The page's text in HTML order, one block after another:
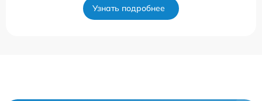
Узнать подробнее